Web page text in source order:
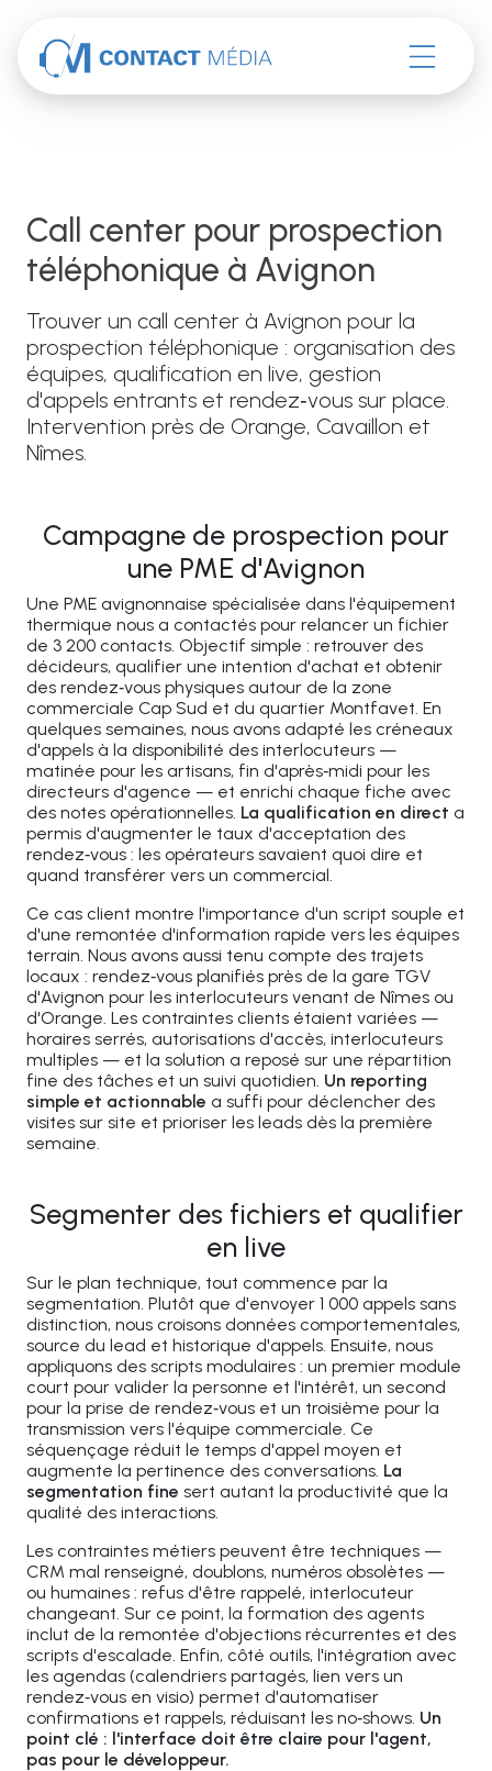
Accéder au contenu
call center pour prospection
téléphonique à Avignon
Trouver un call center à Avignon pour la
prospection téléphonique : organisation des
équipes, qualification en live, gestion
d'appels entrants et rendez‑vous sur place.
Intervention près de Orange, Cavaillon et
Nîmes.
Campagne de prospection pour
une PME d'Avignon
Une PME avignonnaise spécialisée dans l'équipement
thermique nous a contactés pour relancer un fichier
de 3 200 contacts. Objectif simple : retrouver des
décideurs, qualifier une intention d'achat et obtenir
des rendez‑vous physiques autour de la zone
commerciale Cap Sud et du quartier Montfavet. En
quelques semaines, nous avons adapté les créneaux
d'appels à la disponibilité des interlocuteurs —
matinée pour les artisans, fin d'après‑midi pour les
directeurs d'agence — et enrichi chaque fiche avec
des notes opérationnelles. La qualification en direct a
permis d'augmenter le taux d'acceptation des
rendez‑vous : les opérateurs savaient quoi dire et
quand transférer vers un commercial.
Ce cas client montre l'importance d'un script souple et
d'une remontée d'information rapide vers les équipes
terrain. Nous avons aussi tenu compte des trajets
locaux : rendez‑vous planifiés près de la gare TGV
d'Avignon pour les interlocuteurs venant de Nîmes ou
d'Orange. Les contraintes clients étaient variées —
horaires serrés, autorisations d'accès, interlocuteurs
multiples — et la solution a reposé sur une répartition
fine des tâches et un suivi quotidien. Un reporting
simple et actionnable a suffi pour déclencher des
visites sur site et prioriser les leads dès la première
semaine.
Segmenter des fichiers et qualifier
en live
Sur le plan technique, tout commence par la
segmentation. Plutôt que d'envoyer 1 000 appels sans
distinction, nous croisons données comportementales,
source du lead et historique d'appels. Ensuite, nous
appliquons des scripts modulaires : un premier module
court pour valider la personne et l'intérêt, un second
pour la prise de rendez‑vous et un troisième pour la
transmission vers l'équipe commerciale. Ce
séquençage réduit le temps d'appel moyen et
augmente la pertinence des conversations. La
segmentation fine sert autant la productivité que la
qualité des interactions.
Les contraintes métiers peuvent être techniques —
CRM mal renseigné, doublons, numéros obsolètes —
ou humaines : refus d'être rappelé, interlocuteur
changeant. Sur ce point, la formation des agents
inclut de la remontée d'objections récurrentes et des
scripts d'escalade. Enfin, côté outils, l'intégration avec
les agendas (calendriers partagés, lien vers un
rendez‑vous en visio) permet d'automatiser
confirmations et rappels, réduisant les no‑shows. Un
point clé : l'interface doit être claire pour l'agent,
pas pour le développeur.